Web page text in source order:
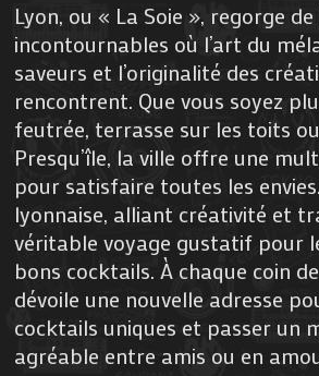
Lyon, ou « La Soie », regorge
incontournables où l’art du
saveurs et l’originalité des
rencontrent. Que vous soyez
feutrée, terrasse sur les toits
Presqu’île, la ville offre une
pour satisfaire toutes les
lyonnaise, alliant créativité et
véritable voyage gustatif pour
bons cocktails. À chaque coin
dévoile une nouvelle adresse
cocktails uniques et passer un
agréable entre amis ou en